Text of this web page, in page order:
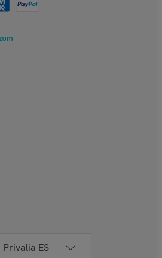
Privalia ES